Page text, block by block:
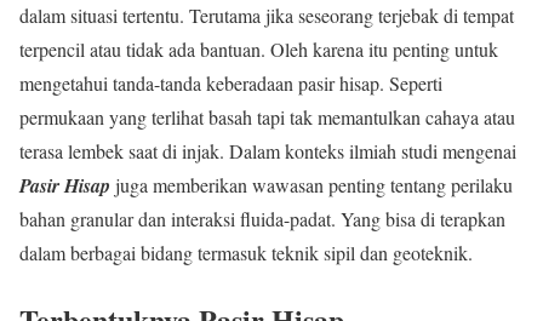
dalam situasi tertentu. Terutama jika seseorang terjebak di tempat
terpencil atau tidak ada bantuan. Oleh karena itu penting untuk
mengetahui tanda-tanda keberadaan pasir hisap. Seperti
permukaan yang terlihat basah tapi tak memantulkan cahaya atau
terasa lembek saat di injak. Dalam konteks ilmiah studi mengenai
Pasir Hisap juga memberikan wawasan penting tentang perilaku
bahan granular dan interaksi fluida-padat. Yang bisa di terapkan
dalam berbagai bidang termasuk teknik sipil dan geoteknik.